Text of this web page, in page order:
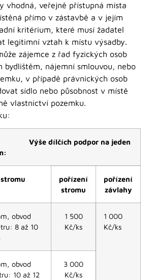
vhodná, veřejně přístupná místa
přímo v zástavbě a v jejím
kritérium, které musí žadatel
legitimní vztah k místu výsadby.
zájemce z řad fyzických osob
bydlištěm, nájemní smlouvou, nebo
v případě právnických osob
sídlo nebo působnost v místě
vlastnictví pozemku.
podpor na jeden
pořízení
stromu
pořízení
závlahy
obvod
8 až 10
1 500
Kč/ks
1 000
Kč/ks
obvod
10 až 12
3 000
Kč/ks